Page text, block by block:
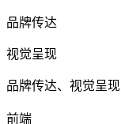
品牌传达
视觉呈现
品牌传达、视觉呈现
前端